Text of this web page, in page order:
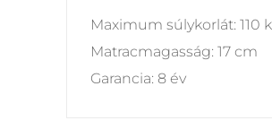
Maximum súlykorlát: 110
Matracmagasság: 17 cm
Garancia: 8 év